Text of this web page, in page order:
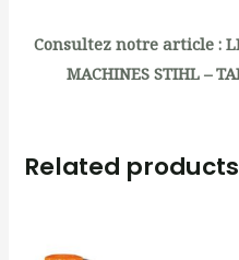
Consultez notre article :
MACHINES STIHL –
Related products